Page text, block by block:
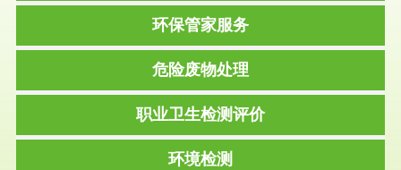
环保管家服务
危险废物处理
职业卫生检测评价
环境检测